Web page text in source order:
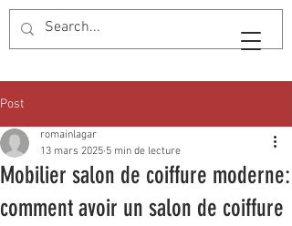
Post
Mobilier salon de coiffure moderne:
comment avoir un salon de coiffure
romainlagar
13 mars 2025 5 min de lecture